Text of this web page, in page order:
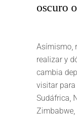
oscuro
Asímismo,
realizar y
cambia
visitar para
Sudáfrica,